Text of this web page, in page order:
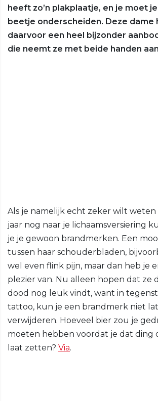
heeft zo’n plakplaatje, en je moet
beetje onderscheiden. Deze dame
daarvoor een heel bijzonder
die neemt ze met beide handen
Als je namelijk echt zeker wilt weten
jaar nog naar je lichaamsversiering
je je gewoon brandmerken. Een
tussen haar schouderbladen,
wel even flink pijn, maar dan heb je
plezier van. Nu alleen hopen dat ze
dood nog leuk vindt, want in
tattoo, kun je een brandmerk niet
verwijderen. Hoeveel bier zou je
moeten hebben voordat je dat ding
laat zetten? Via.